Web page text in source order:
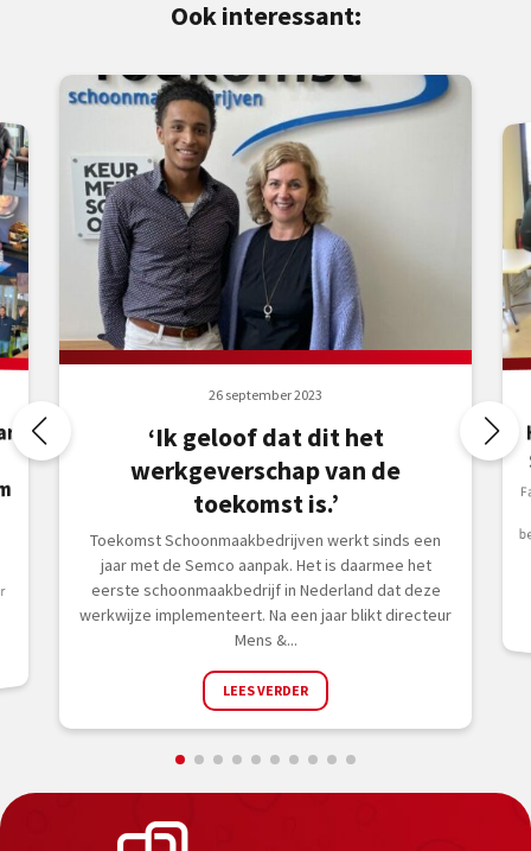
Ook interessant:
26 september 2023
‘Ik geloof dat dit het
werkgeverschap van de
toekomst is.’
Toekomst Schoonmaakbedrijven werkt sinds een
jaar met de Semco aanpak. Het is daarmee het
eerste schoonmaakbedrijf in Nederland dat deze
werkwijze implementeert. Na een jaar blikt directeur
Mens &...
LEES VERDER